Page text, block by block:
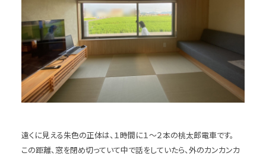
遠くに見える朱色の正体は、１時間に１～２本の桃太郎電車です。
この距離、窓を閉め切っていて中で話をしていたら、外のカンカンカ